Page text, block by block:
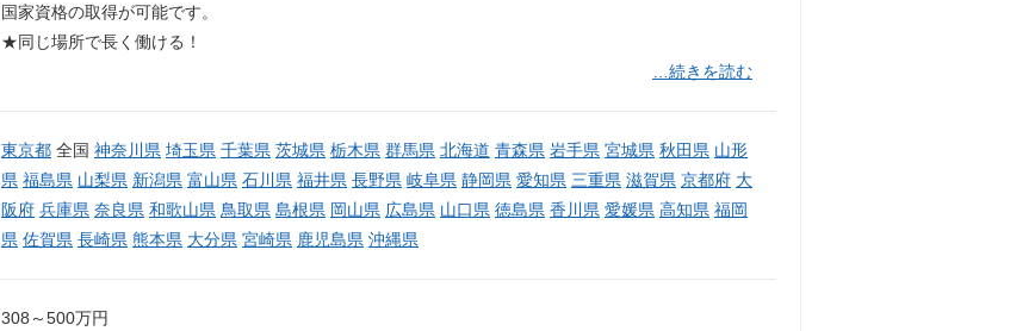
国家資格の取得が可能です。
★同じ場所で長く働ける！
…続きを読む
東京都 全国 神奈川県 埼玉県 千葉県 茨城県 栃木県 群馬県 北海道 青森県 岩手県 宮城県 秋田県 山形
県 福島県 山梨県 新潟県 富山県 石川県 福井県 長野県 岐阜県 静岡県 愛知県 三重県 滋賀県 京都府 大
阪府 兵庫県 奈良県 和歌山県 鳥取県 島根県 岡山県 広島県 山口県 徳島県 香川県 愛媛県 高知県 福岡
県 佐賀県 長崎県 熊本県 大分県 宮崎県 鹿児島県 沖縄県
308～500万円